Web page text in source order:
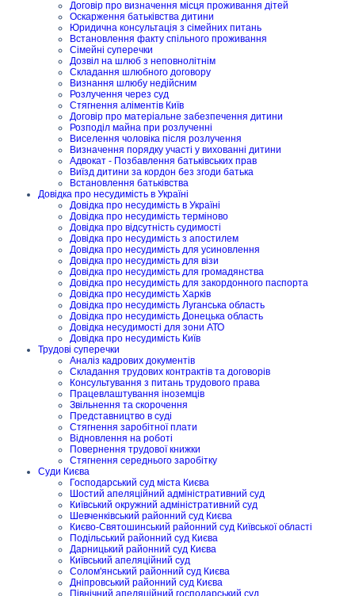
Договір про визначення місця проживання дітей
Оскарження батьківства дитини
Юридична консультація з сімейних питань
Встановлення факту спільного проживання
Сімейні суперечки
Дозвіл на шлюб з неповнолітнім
Складання шлюбного договору
Визнання шлюбу недійсним
Розлучення через суд
Стягнення аліментів Київ
Договір про матеріальне забезпечення дитини
Розподіл майна при розлученні
Виселення чоловіка після розлучення
Визначення порядку участі у вихованні дитини
Адвокат - Позбавлення батьківських прав
Виїзд дитини за кордон без згоди батька
Встановлення батьківства
Довідка про несудимість в Україні
Довідка про несудимість в Україні
Довідка про несудимість терміново
Довідка про відсутність судимості
Довідка про несудимість з апостилем
Довідка про несудимість для усиновлення
Довідка про несудимість для візи
Довідка про несудимість для громадянства
Довідка про несудимість для закордонного паспорта
Довідка про несудимість Харків
Довідка про несудимість Луганська область
Довідка про несудимість Донецька область
Довідка несудимості для зони АТО
Довідка про несудимість Київ
Трудові суперечки
Аналіз кадрових документів
Складання трудових контрактів та договорів
Консультування з питань трудового права
Працевлаштування іноземців
Звільнення та скорочення
Представництво в суді
Стягнення заробітної плати
Відновлення на роботі
Повернення трудової книжки
Стягнення середнього заробітку
Суди Києва
Господарський суд міста Києва
Шостий апеляційний адміністративний суд
Київський окружний адміністративний суд
Шевченківський районний суд Києва
Києво-Святошинський районний суд Київської області
Подільський районний суд Києва
Дарницький районний суд Києва
Київський апеляційний суд
Солом'янський районний суд Києва
Дніпровський районний суд Києва
Північний апеляційний господарський суд